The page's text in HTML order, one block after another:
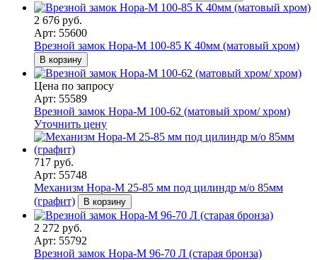
2 676 руб.
Арт: 55600
Врезной замок Нора-М 100-85 К 40мм (матовый хром)
В корзину
Цена по запросу
Арт: 55589
Врезной замок Нора-М 100-62 (матовый хром/ хром)
Уточнить цену
717 руб.
Арт: 55748
Механизм Нора-М 25-85 мм под цилиндр м/о 85мм
(графит)
В корзину
2 272 руб.
Арт: 55792
Врезной замок Нора-М 96-70 Л (старая бронза)